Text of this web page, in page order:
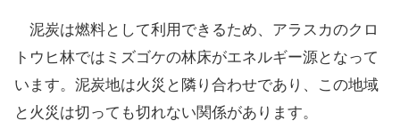
泥炭は燃料として利用できるため、アラスカのクロ
トウヒ林ではミズゴケの林床がエネルギー源となって
います。泥炭地は火災と隣り合わせであり、この地域
と火災は切っても切れない関係があります。